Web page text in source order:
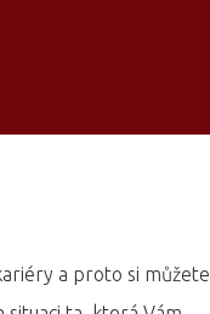
a proto si můžete